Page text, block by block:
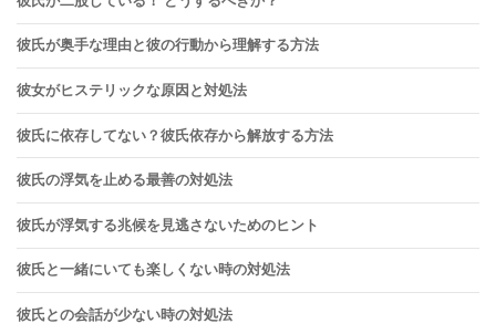
彼氏が奥手な理由と彼の行動から理解する方法
彼女がヒステリックな原因と対処法
彼氏に依存してない？彼氏依存から解放する方法
彼氏の浮気を止める最善の対処法
彼氏が浮気する兆候を見逃さないためのヒント
彼氏と一緒にいても楽しくない時の対処法
彼氏との会話が少ない時の対処法